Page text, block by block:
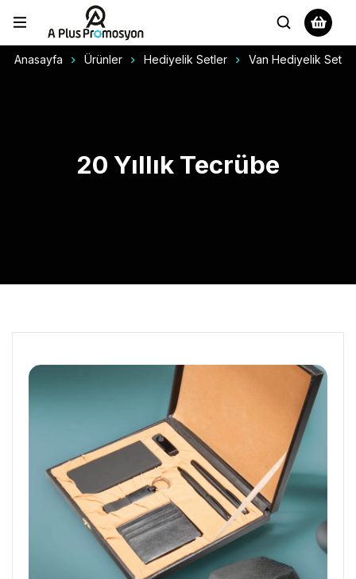
Anasayfa Ürünler Hediyelik Setler Van Hediyelik Set
20 Yıllık Tecrübe